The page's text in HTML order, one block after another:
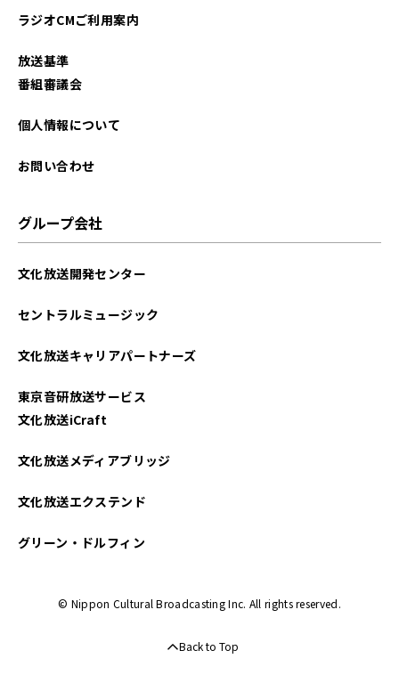
ラジオCMご利用案内
放送基準
番組審議会
個人情報について
お問い合わせ
グループ会社
文化放送開発センター
セントラルミュージック
文化放送キャリアパートナーズ
東京音研放送サービス
文化放送iCraft
文化放送メディアブリッジ
文化放送エクステンド
グリーン・ドルフィン
© Nippon Cultural Broadcasting Inc. All rights reserved.
Back to Top